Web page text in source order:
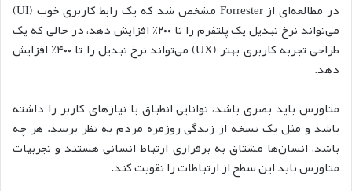
در مطالعه‌ای از Forrester مشخص شد که یک رابط کاربری خوب (UI)
می‌تواند نرخ تبدیل یک پلتفرم را تا ۲۰۰٪ افزایش دهد، در حالی که یک
طراحی تجربه کاربری بهتر (UX) می‌تواند نرخ تبدیل را تا ۴۰۰٪ افزایش
دهد.
متاورس باید بصری باشد، توانایی انطباق با نیازهای کاربر را داشته
باشد و مثل یک نسخه از زندگی روزمره مردم به نظر برسد. هر چه
باشد، انسان‌ها مشتاق به برقراری ارتباط انسانی هستند و تجربیات
متاورس باید این سطح از ارتباطات را تقویت کند.